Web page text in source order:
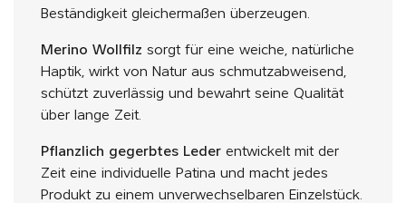
Beständigkeit gleichermaßen überzeugen.
Merino Wollfilz sorgt für eine weiche, natürliche
Haptik, wirkt von Natur aus schmutzabweisend,
schützt zuverlässig und bewahrt seine Qualität
über lange Zeit.
Pflanzlich gegerbtes Leder entwickelt mit der
Zeit eine individuelle Patina und macht jedes
Produkt zu einem unverwechselbaren Einzelstück.